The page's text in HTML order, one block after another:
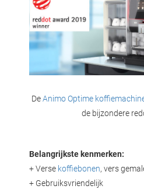
DeAnimo Optime
de bijzondere
Belangrijkste kenmerken:
+ Verse koffiebonen, vers
+ Gebruiksvriendelijk